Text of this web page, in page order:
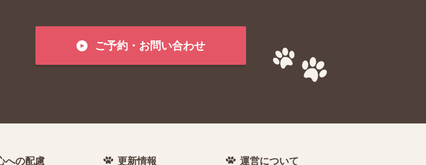
ご予約・お問い合わせ
への配慮 更新情報 運営について